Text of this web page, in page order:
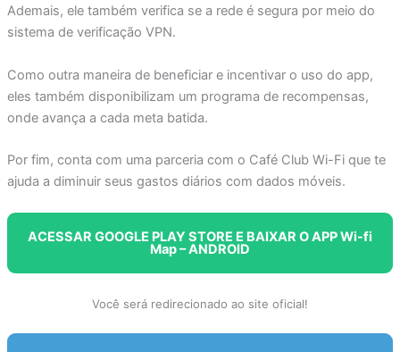
Ademais, ele também verifica se a rede é segura por meio do
sistema de verificação VPN.
Como outra maneira de beneficiar e incentivar o uso do app,
eles também disponibilizam um programa de recompensas,
onde avança a cada meta batida.
Por fim, conta com uma parceria com o Café Club Wi-Fi que te
ajuda a diminuir seus gastos diários com dados móveis.
ACESSAR GOOGLE PLAY STORE E BAIXAR O APP Wi-fi
Map – ANDROID
Você será redirecionado ao site oficial!